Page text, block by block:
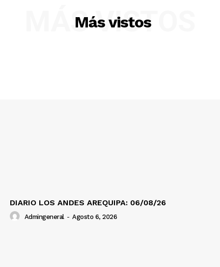
Diario los Andes
Más vistos
MÁS VISTOS
DIARIO LOS ANDES AREQUIPA: 06/08/26
Admingeneral - Agosto 6, 2026